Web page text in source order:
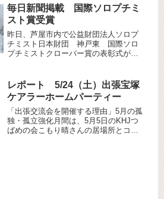
る賞です。 私を支えていただいている
「よしてよせての会」の皆様本当にあ
り...
毎日新聞掲載 国際ソロプチミ
スト賞受賞
昨日、芦屋市内で公益財団法人ソロプ
チミスト日本財団 神戸東 国際ソロ
プチミストクローバー賞の表彰式があ
外災害復興を支援するなど将来有望な
若者の中におじさんが一人。笑表彰...
レポート 5/24（土）出張宝塚
ケアラーホームパーティー
「出張交流会を開催する理由」5月の孤
独・孤立強化月間は、5月5日のKHJつ
ばめの会こもり晴さんの居場所とコラ